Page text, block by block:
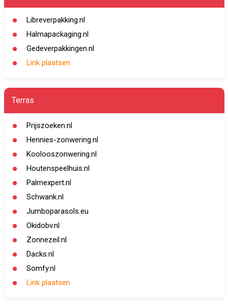
Libreverpakking.nl
Halmapackaging.nl
Gedeverpakkingen.nl
Link plaatsen
Terras
Prijszoeken.nl
Hennies-zonwering.nl
Koolooszonwering.nl
Houtenspeelhuis.nl
Palmexpert.nl
Schwank.nl
Jumboparasols.eu
Okidobv.nl
Zonnezeil.nl
Dacks.nl
Somfy.nl
Link plaatsen